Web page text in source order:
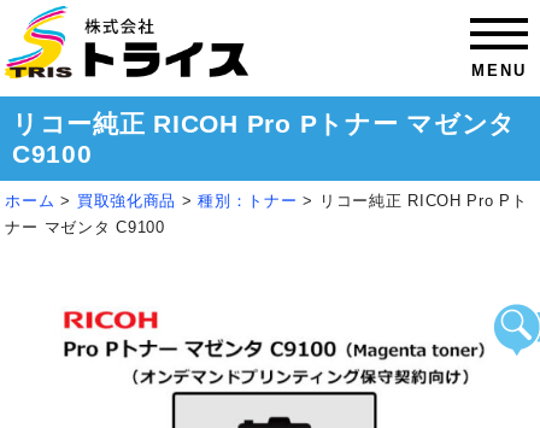
MENU
リコー純正 RICOH Pro Pトナー マゼンタ
C9100
ホーム > 買取強化商品 >種別：トナー >
リコー純正 RICOH Pro Pト
ナー マゼンタ C9100